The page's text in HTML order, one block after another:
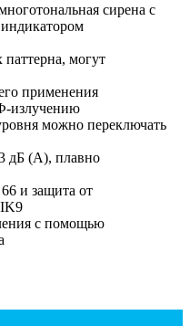
сирена с
могут
применения
излучению
можно переключать
дБ (A), плавно
и защита от
IK9
с помощью